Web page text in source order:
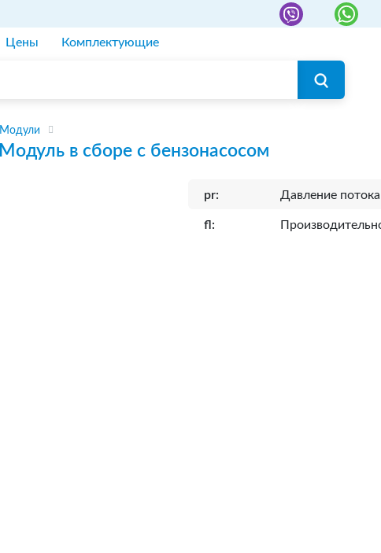
Цены Комплектующие
Модули
Модуль в сборе с бензонасосом
pr: Давление потока
fl: